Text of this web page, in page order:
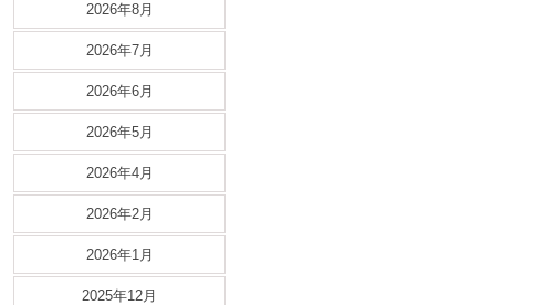
2026年8月
2026年7月
2026年6月
2026年5月
2026年4月
2026年2月
2026年1月
2025年12月